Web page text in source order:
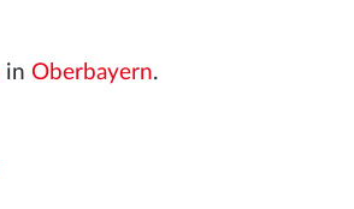
in Oberbayern.